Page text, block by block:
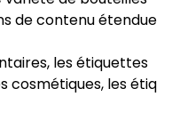
de contenu étendue
les étiquettes
cosmétiques, les étiq